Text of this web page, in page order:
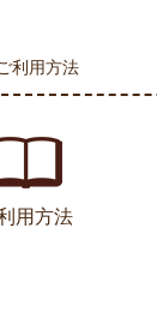
利用方法
用方法